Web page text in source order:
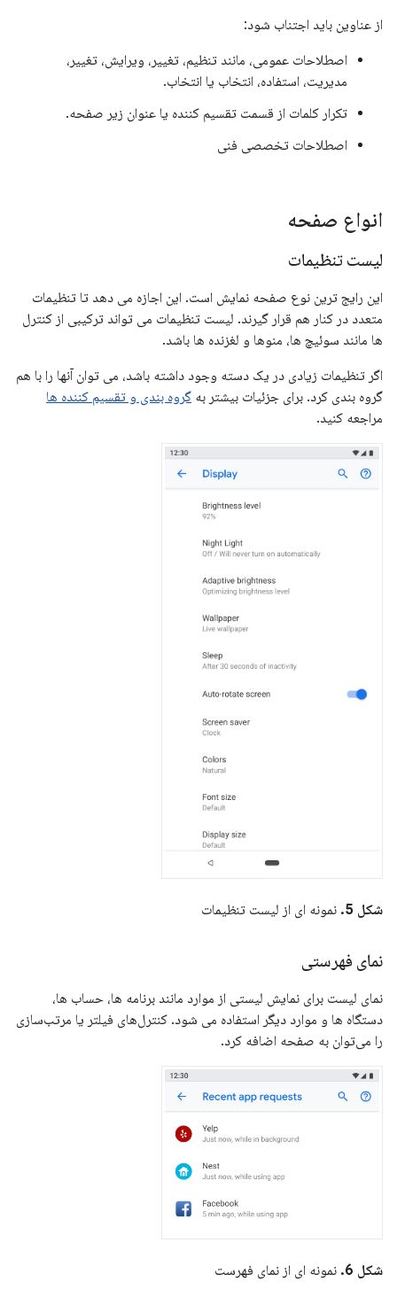
از عناوین باید اجتناب شود:
اصطلاحات عمومی، مانند تنظیم، تغییر، ویرایش، تغییر،
مدیریت، استفاده، انتخاب یا انتخاب.
تکرار کلمات از قسمت تقسیم کننده یا عنوان زیر صفحه.
اصطلاحات تخصصی فنی
انواع صفحه
لیست تنظیمات
این رایج ترین نوع صفحه نمایش است. این اجازه می دهد تا تنظیمات
متعدد در کنار هم قرار گیرند. لیست تنظیمات می تواند ترکیبی از کنترل
ها مانند سوئیچ ها، منوها و لغزنده ها باشد.
اگر تنظیمات زیادی در یک دسته وجود داشته باشد، می توان آنها را با هم
گروه بندی کرد. برای جزئیات بیشتر به گروه بندی و تقسیم کننده ها
مراجعه کنید.
شکل 5. نمونه ای از لیست تنظیمات
نمای فهرستی
نمای لیست برای نمایش لیستی از موارد مانند برنامه ها، حساب ها،
دستگاه ها و موارد دیگر استفاده می شود. کنترل‌های فیلتر یا مرتب‌سازی
را می‌توان به صفحه اضافه کرد.
شکل 6. نمونه ای از نمای فهرست